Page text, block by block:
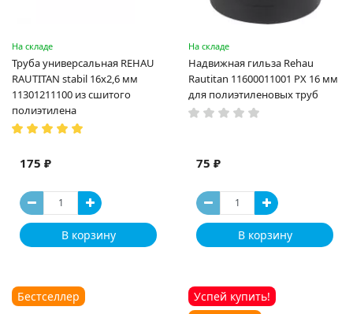
На складе
Труба универсальная REHAU
RAUTITAN stabil 16х2,6 мм
11301211100 из сшитого
полиэтилена
175 ₽
В корзину
На складе
Надвижная гильза Rehau
Rautitan 11600011001 PX 16 мм
для полиэтиленовых труб
75 ₽
В корзину
Бестселлер
Успей купить!